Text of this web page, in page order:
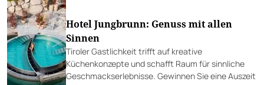
Hotel Jungbrunn: Genuss mit allen
Sinnen
Tiroler Gastlichkeit trifft auf kreative
Küchenkonzepte und schafft Raum für sinnliche
Geschmackserlebnisse. Gewinnen Sie eine Auszeit